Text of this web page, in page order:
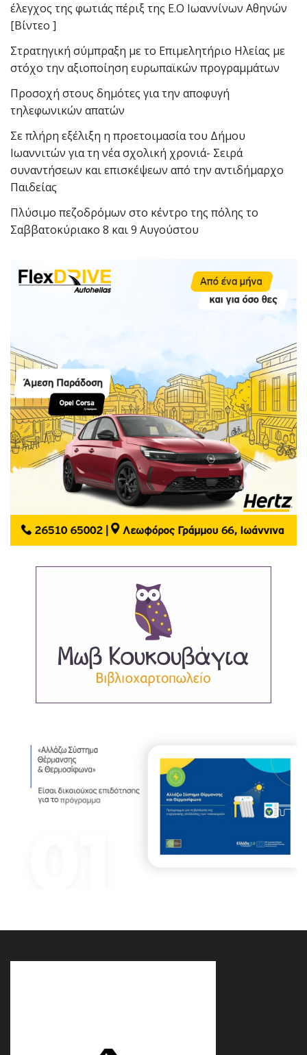
έλεγχος της φωτιάς πέριξ της Ε.Ο Ιωαννίνων Αθηνών
[Βίντεο ]
Στρατηγική σύμπραξη με το Επιμελητήριο Ηλείας με
στόχο την αξιοποίηση ευρωπαϊκών προγραμμάτων
Προσοχή στους δημότες για την αποφυγή
τηλεφωνικών απατών
Σε πλήρη εξέλιξη η προετοιμασία του Δήμου
Ιωαννιτών για τη νέα σχολική χρονιά- Σειρά
συναντήσεων και επισκέψεων από την αντιδήμαρχο
Παιδείας
Πλύσιμο πεζοδρόμων στο κέντρο της πόλης το
Σαββατοκύριακο 8 και 9 Αυγούστου